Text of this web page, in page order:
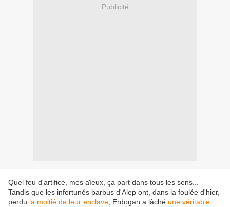
Publicité
Quel feu d'artifice, mes aïeux, ça part dans tous les sens...
Tandis que les infortunés barbus d'Alep ont, dans la foulée d'hier,
perdu la moitié de leur enclave , Erdogan a lâché une véritable